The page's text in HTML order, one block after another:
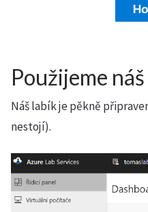
Použijeme
Náš labík je pěkně
nestojí).